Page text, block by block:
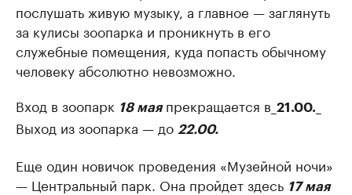
послушать живую музыку, а главное — заглянуть
за кулисы зоопарка и проникнуть в его
служебные помещения, куда попасть обычному
человеку абсолютно невозможно.
Вход в зоопарк 18 маяпрекращается в_ 21.00.
Выход из зоопарка — до 22.00.
Еще один новичок проведения «Музейной ночи»
— Центральный парк. Она пройдет здесь 17 мая